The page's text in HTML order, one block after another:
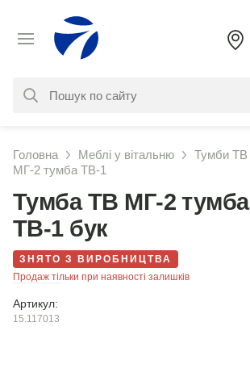
знайдено. Уточніть свій запит
Головна Меблі у вітальню
Тумби ТВ
МГ-2 тумба ТВ-1
Тумба ТВ МГ-2 тумба
ТВ-1 бук
ЗНЯТО З ВИРОБНИЦТВА
Продаж тільки при наявності залишків
Артикул:
15.117013